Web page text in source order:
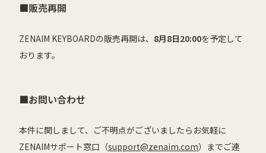
■販売再開
ZENAIM KEYBOARDの販売再開は、 8月8日20:00を予定して
おります。
■お問い合わせ
本件に関しまして、ご不明点がございましたらお気軽に
ZENAIMサポート窓口（support@zenaim.com）までご連